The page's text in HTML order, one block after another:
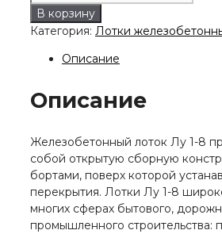
товара
Лоток
В корзину
Категория: Лотки
Описание
Описание
Железобетонный лоток Лу 1-8
собой открытую сборную
бортами, поверх которой
перекрытия. Лотки Лу 1-8
многих сферах бытового,
промышленного строительства: